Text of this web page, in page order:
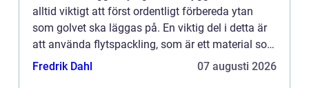
alltid viktigt att först ordentligt förbereda ytan
som golvet ska läggas på. En viktig del i detta är
att använda flytspackling, som är ett material som
anv&...
Fredrik Dahl 07 augusti 2026